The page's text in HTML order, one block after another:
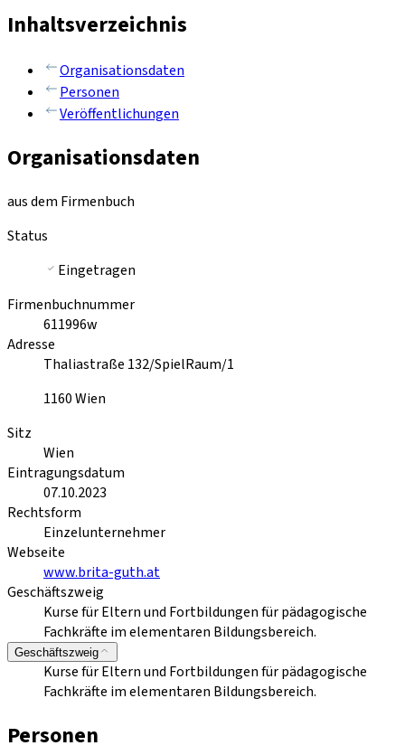
Inhaltsverzeichnis
Organisationsdaten
Personen
Veröffentlichungen
Organisationsdaten
aus dem Firmenbuch
Status
Eingetragen
Firmenbuchnummer
611996w
Adresse
Thaliastraße 132/SpielRaum/1
1160Wien
Sitz
Wien
Eintragungsdatum
07.10.2023
Rechtsform
Einzelunternehmer
Webseite
www.brita-guth.at
Geschäftszweig
Kurse für Eltern und Fortbildungen für pädagogische
Fachkräfte im elementaren Bildungsbereich.
Geschäftszweig
Kurse für Eltern und Fortbildungen für pädagogische
Fachkräfte im elementaren Bildungsbereich.
Personen